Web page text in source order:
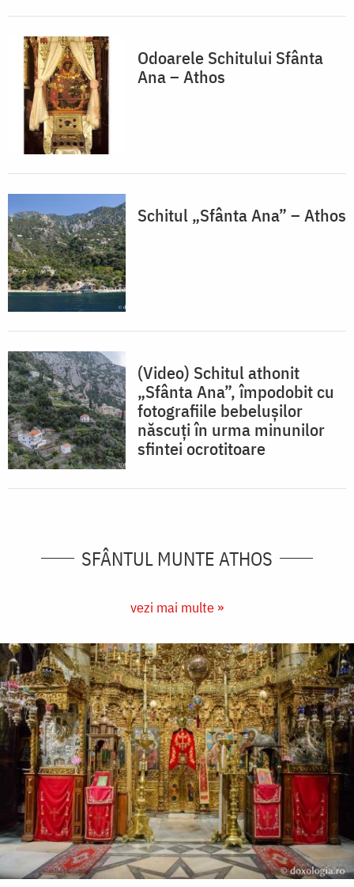
Odoarele Schitului Sfânta
Ana – Athos
Schitul „Sfânta Ana” – Athos
(Video) Schitul athonit
„Sfânta Ana”, împodobit cu
fotografiile bebelușilor
născuți în urma minunilor
sfintei ocrotitoare
SFÂNTUL MUNTE ATHOS
vezi mai multe »